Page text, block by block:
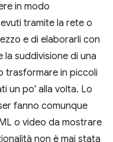
in modo
tramite la rete o
e di elaborarli con
suddivisione di una
trasformare in piccoli
un po' alla volta. Lo
fanno comunque
o video da mostrare
non è mai stata